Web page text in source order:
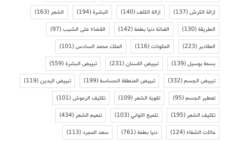
ازالة الكرش(137) ازالة الكلف(140) البشرة(194) الشعر(163)
الطريقة(130) الفنانة دنيا بطمة(142) القضاء على الشيب(97)
المقادير(223) المكونات(116) الملك محمد السادس(101)
بسمة بوسيل(139) تبييض الاسنان(231) تبييض البشرة(559)
تبييض الجسم(332) تبييض المنطقة الحساسة(199) تبييض اليدين(119)
تعطير الجسم(95) تقوية الشعر(109) تكثيف الرموش(101)
تكثيف الشعر(195) تلميع الاواني(103) تنعيم الشعر(434)
حالات الشفاء(124) دنيا بطمة(761) سعد المجرد(113)